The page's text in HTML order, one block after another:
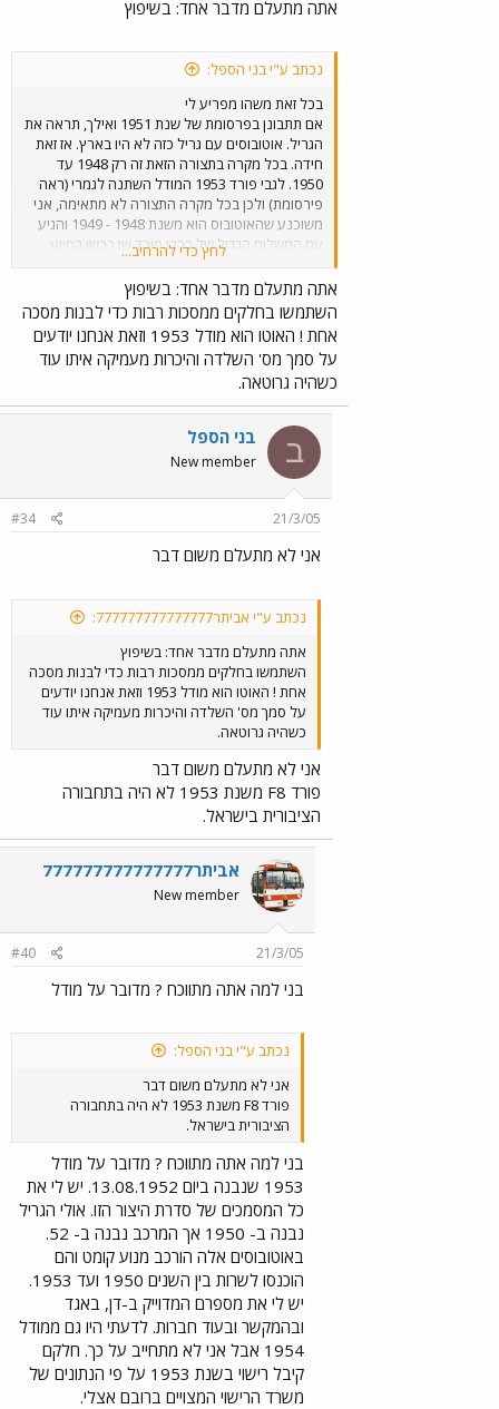
אתה מתעלם מדבר אחד: בשיפוץ
נכתב ע"י בני הספל:
בכל זאת משהו מפריע לי
אם תתבונן בפרסומת של שנת 1951 ואילך, תראה את
הגריל. אוטובוסים עם גריל כזה לא היו בארץ. אז זאת
חידה. בכל מקרה בתצורה הזאת זה רק 1948 עד
1950. לגבי פורד 1953 המודל השתנה לגמרי (ראה
פירסומת) ולכן בכל מקרה התצורה לא מתאימה, אני
משוכנע שהאוטובוס הוא משנת 1948 - 1949 והגיע
עם המשלוח הגדול של רכבי פורד שנרכשו בסיוע
אמריקאי באמצעות החברה הישראלית לאוטומובילים.
1500 רכבים נרכשו בהזמנת ענק זאת והאוטובוסים
הוקצו לקואופרטיבים לצורך חידוש הציוד. אפשר
לפתור את הבעיה על ידי העתקת מספר השילדה,
דבר שאנחנו, אספני הענתיקות עושים כשיש בעיה
כזאת.
לחץ כדי להרחיב...
אתה מתעלם מדבר אחד: בשיפוץ
השתמשו בחלקים ממסכות רבות כדי לבנות מסכה
אחת ! האוטו הוא מודל 1953 וזאת אנחנו יודעים
על סמך מס' השלדה והיכרות מעמיקה איתו עוד
כשהיה גרוטאה.
ב בני הספל
New member
21/3/05
#34
אני לא מתעלם משום דבר
נכתב ע"י אביתר777777777777777:
אתה מתעלם מדבר אחד: בשיפוץ
השתמשו בחלקים ממסכות רבות כדי לבנות מסכה
אחת ! האוטו הוא מודל 1953 וזאת אנחנו יודעים
על סמך מס' השלדה והיכרות מעמיקה איתו עוד
כשהיה גרוטאה.
אני לא מתעלם משום דבר
פורד F8 משנת 1953 לא היה בתחבורה
הציבורית בישראל.
אביתר777777777777777
New member
21/3/05
#40
בני למה אתה מתווכח ? מדובר על מודל
נכתב ע"י בני הספל:
אני לא מתעלם משום דבר
פורד F8 משנת 1953 לא היה בתחבורה
הציבורית בישראל.
בני למה אתה מתווכח ? מדובר על מודל
1953 שנבנה ביום 13.08.1952. יש לי את
כל המסמכים של סדרת היצור הזו. אולי הגריל
נבנה ב- 1950 אך המרכב נבנה ב- 52.
באוטובוסים אלה הורכב מנוע קומט והם
הוכנסו לשרות בין השנים 1950 ועד 1953.
יש לי את מספרם המדוייק ב-דן, באגד
ובהמקשר ובעוד חברות. לדעתי היו גם ממודל
1954 אבל אני לא מתחייב על כך. חלקם
קיבל רישוי בשנת 1953 על פי הנתונים של
משרד הרישוי המצויים ברובם אצלי.